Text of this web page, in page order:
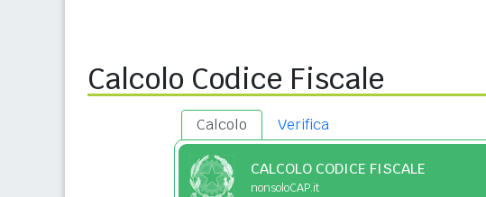
Calcolo Codice Fiscale
Calcolo Verifica
CALCOLO CODICE FISCALE
nonsoloCAP.it